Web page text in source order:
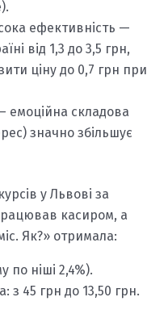
ефективність —
від 1,3 до 3,5 грн,
ціну до 0,7 грн при
емоційна складова
значно збільшує
у Львові за
касиром, а
Як?» отримала:
по ніші 2,4%).
з 45 грн до 13,50 грн.